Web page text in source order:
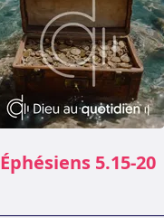
Éphésiens 5.15-20